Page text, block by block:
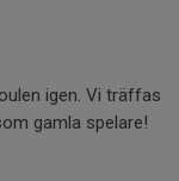
igen. Vi träffas
gamla spelare!